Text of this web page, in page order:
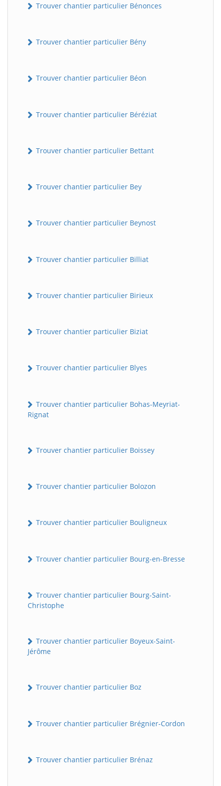
Trouver chantier particulier Bénonces
Trouver chantier particulier Bény
Trouver chantier particulier Béon
Trouver chantier particulier Béréziat
Trouver chantier particulier Bettant
Trouver chantier particulier Bey
Trouver chantier particulier Beynost
Trouver chantier particulier Billiat
Trouver chantier particulier Birieux
Trouver chantier particulier Biziat
Trouver chantier particulier Blyes
Trouver chantier particulier Bohas-Meyriat-
Rignat
Trouver chantier particulier Boissey
Trouver chantier particulier Bolozon
Trouver chantier particulier Bouligneux
Trouver chantier particulier Bourg-en-Bresse
Trouver chantier particulier Bourg-Saint-
Christophe
Trouver chantier particulier Boyeux-Saint-
Jérôme
Trouver chantier particulier Boz
Trouver chantier particulier Brégnier-Cordon
Trouver chantier particulier Brénaz